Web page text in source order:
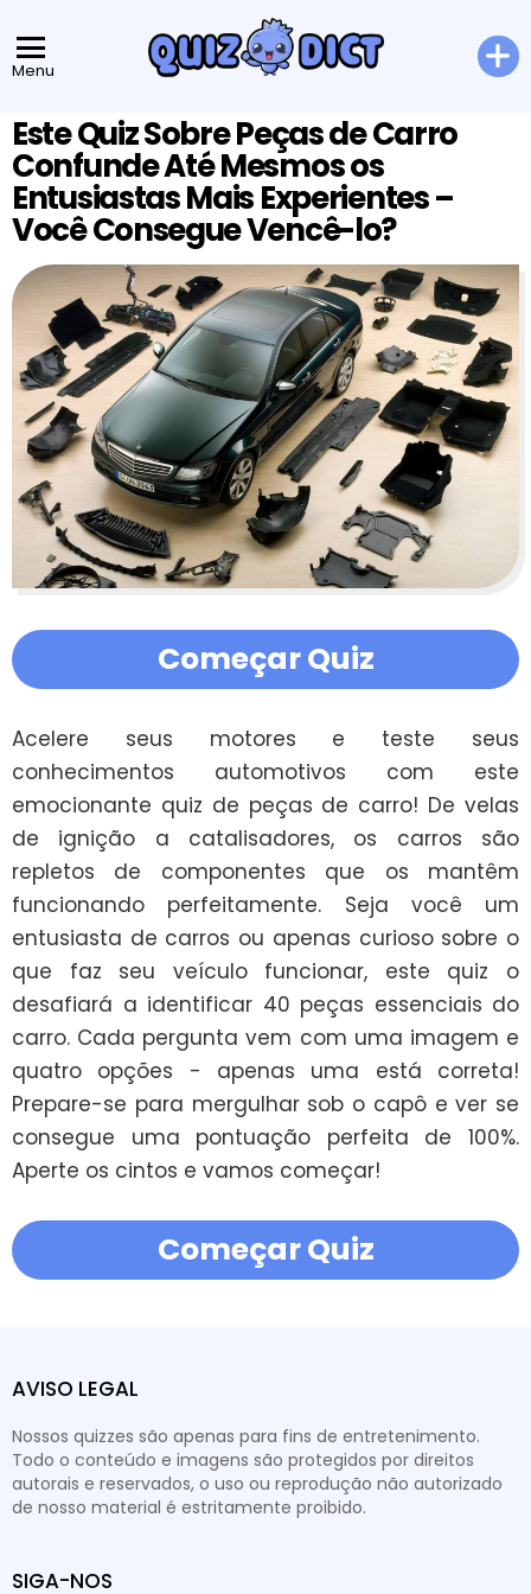
Menu
Este Quiz Sobre Peças de Carro
Confunde Até Mesmos os
Entusiastas Mais Experientes –
Você Consegue Vencê-lo?
Começar Quiz
Acelere seus motores e teste seus
conhecimentos automotivos com este
emocionante quiz de peças de carro! De velas
de ignição a catalisadores, os carros são
repletos de componentes que os mantêm
funcionando perfeitamente. Seja você um
entusiasta de carros ou apenas curioso sobre o
que faz seu veículo funcionar, este quiz o
desafiará a identificar 40 peças essenciais do
carro. Cada pergunta vem com uma imagem e
quatro opções - apenas uma está correta!
Prepare-se para mergulhar sob o capô e ver se
consegue uma pontuação perfeita de 100%.
Aperte os cintos e vamos começar!
Começar Quiz
AVISO LEGAL
Nossos quizzes são apenas para fins de entretenimento.
Todo o conteúdo e imagens são protegidos por direitos
autorais e reservados, o uso ou reprodução não autorizado
de nosso material é estritamente proibido.
SIGA-NOS